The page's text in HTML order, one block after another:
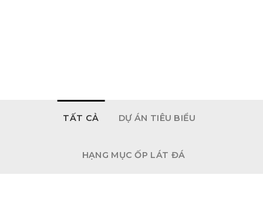
TẤT CẢ DỰ ÁN TIÊU BIỂU
HẠNG MỤC ỐP LÁT ĐÁ